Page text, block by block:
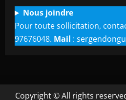
Nous joindre
Pour toute sollicitation,
97676048. Mail :
Copyright © All rights